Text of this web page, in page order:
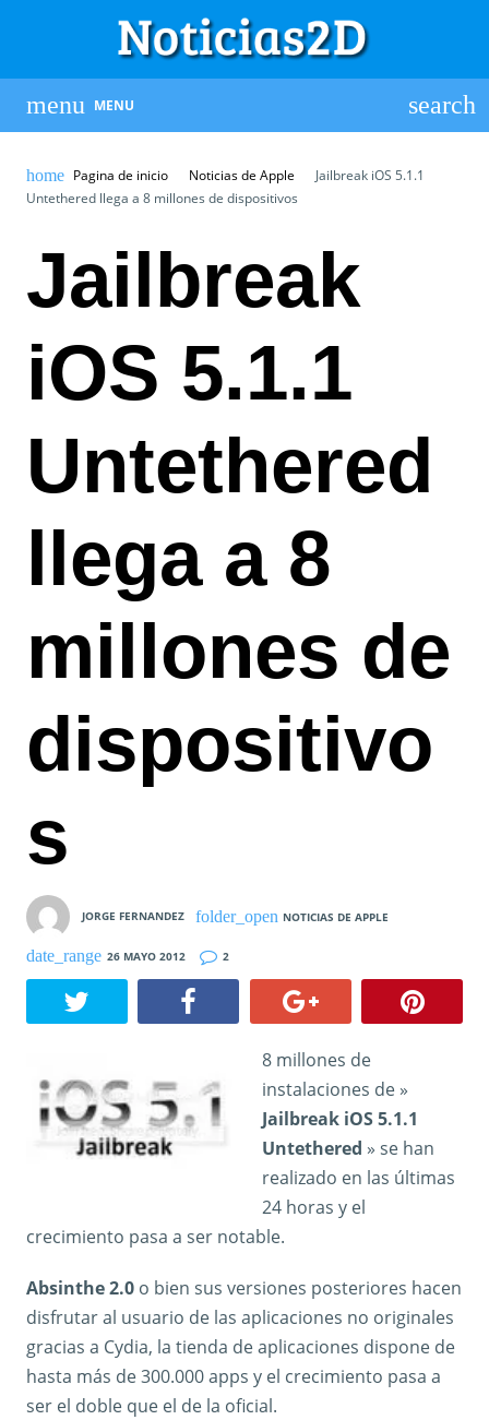
MENU
Pagina de inicio Noticias de Apple
Jailbreak iOS 5.1.1
Untethered llega a 8 millones de dispositivos
Jailbreak
iOS 5.1.1
Untethered
llega a 8
millones de
dispositivo
s
JORGE FERNANDEZ NOTICIAS DE APPLE
26 MAYO 2012 2
8 millones de
instalaciones de »
Jailbreak iOS 5.1.1
Untethered » se han
realizado en las últimas
24 horas y el
crecimiento pasa a ser notable.
Absinthe 2.0 o bien sus versiones posteriores hacen
disfrutar al usuario de las aplicaciones no originales
gracias a Cydia, la tienda de aplicaciones dispone de
hasta más de 300.000 apps y el crecimiento pasa a
ser el doble que el de la oficial.